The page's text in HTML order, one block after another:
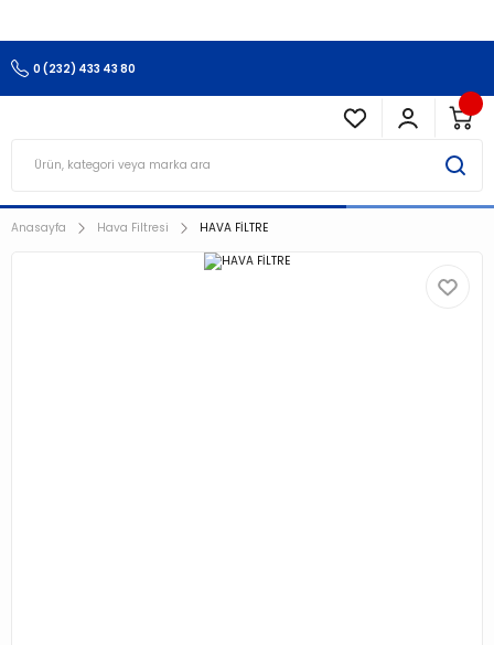
0 (232) 433 43 80
Anasayfa Hava Filtresi HAVA FİLTRE